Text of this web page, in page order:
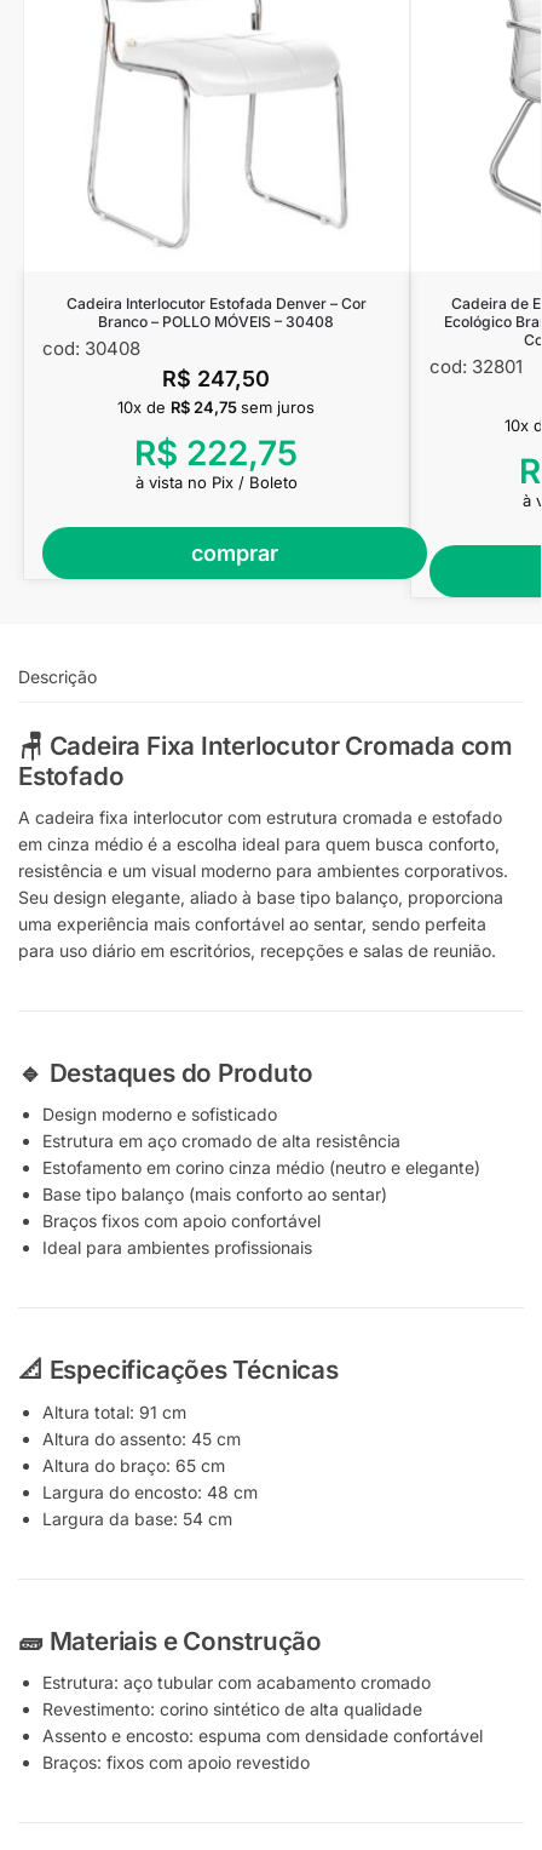
Cadeira Interlocutor Estofada Denver – Cor
Branco – POLLO MÓVEIS – 30408
cod: 30408
R$ 247,50
comprar
10x de R$ 24,75 sem juros
R$ 222,75
à vista no Pix / Boleto
Cadeira de
Ecológico
cod: 32801
10x
à
Descrição
🪑 Cadeira Fixa Interlocutor Cromada com
Estofado
A cadeira fixa interlocutor com estrutura cromada e estofado
em cinza médio é a escolha ideal para quem busca conforto,
resistência e um visual moderno para ambientes corporativos.
Seu design elegante, aliado à base tipo balanço, proporciona
uma experiência mais confortável ao sentar, sendo perfeita
para uso diário em escritórios, recepções e salas de reunião.
🔹 Destaques do Produto
Design moderno e sofisticado
Estrutura em aço cromado de alta resistência
Estofamento em corino cinza médio (neutro e elegante)
Base tipo balanço (mais conforto ao sentar)
Braços fixos com apoio confortável
Ideal para ambientes profissionais
📐 Especificações Técnicas
Altura total: 91 cm
Altura do assento: 45 cm
Altura do braço: 65 cm
Largura do encosto: 48 cm
Largura da base: 54 cm
🧱 Materiais e Construção
Estrutura: aço tubular com acabamento cromado
Revestimento: corino sintético de alta qualidade
Assento e encosto: espuma com densidade confortável
Braços: fixos com apoio revestido